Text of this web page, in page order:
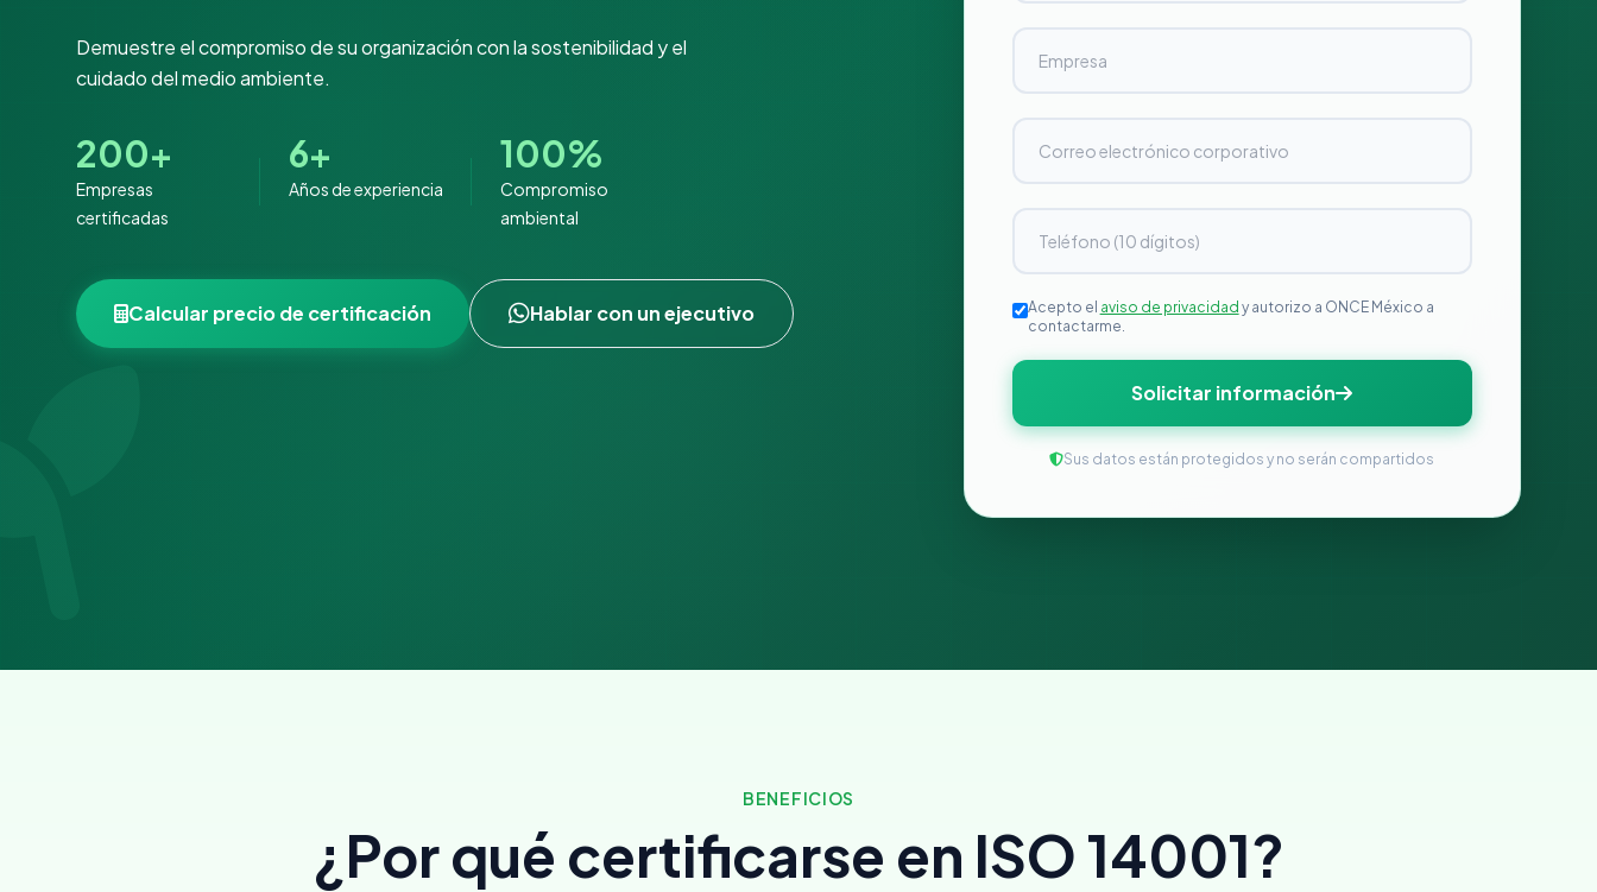
Demuestre el compromiso de su organización con la sostenibilidad y el
cuidado del medio ambiente.
200+
Empresas
certificadas
6+
Años de experiencia
100%
Compromiso
ambiental
Calcular precio de certificación Hablar con un ejecutivo Acepto el aviso de privacidad y autorizo a ONCE México a
contactarme.
Solicitar información
Sus datos están protegidos y no serán compartidos
BENEFICIOS
¿Por qué certificarse en ISO 14001?